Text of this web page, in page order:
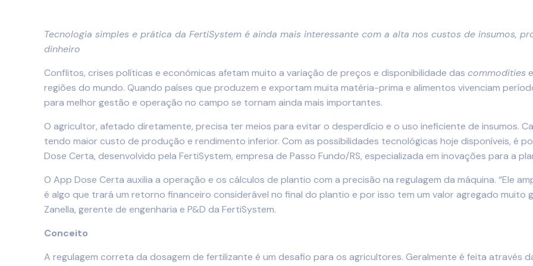
Tecnologia simples e prática da FertiSystem é ainda mais interessante com a alta nos custos de insumos,
dinheiro
Conflitos, crises políticas e econômicas afetam muito a variação de preços e disponibilidade dascommodities
regiões do mundo. Quando países que produzem e exportam muita matéria-prima e alimentos vivenciam
para melhor gestão e operação no campo se tornam ainda mais importantes.
O agricultor, afetado diretamente, precisa ter meios para evitar o desperdício e o uso ineficiente de insumos.
tendo maior custo de produção e rendimento inferior. Com as possibilidades tecnológicas hoje disponíveis, é
Dose Certa, desenvolvido pela FertiSystem, empresa de Passo Fundo/RS, especializada em inovações para a
O App Dose Certa auxilia a operação e os cálculos de plantio com a precisão na regulagem da máquina. “Ele
é algo que trará um retorno financeiro considerável no final do plantio e por isso tem um valor agregado muito
Zanella, gerente de engenharia e P&D da FertiSystem.
Conceito
A regulagem correta da dosagem de fertilizante é um desafio para os agricultores. Geralmente é feita através